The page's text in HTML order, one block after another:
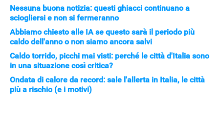
Nessuna buona notizia: questi ghiacci continuano a
sciogliersi e non si fermeranno
Abbiamo chiesto alle IA se questo sarà il periodo più
caldo dell'anno o non siamo ancora salvi
Caldo torrido, picchi mai visti: perché le città d'Italia sono
in una situazione così critica?
Ondata di calore da record: sale l'allerta in Italia, le città
più a rischio (e i motivi)